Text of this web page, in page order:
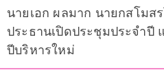
นายเอก ผลมาก นายกสโมส
ประธานเปิดประชุมประจำปี
ปีบริหารใหม่